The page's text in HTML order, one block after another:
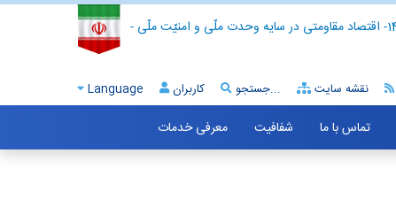
- اقتصاد مقاومتی در سایه وحدت ملّی و امنیّت ملّی -
Language کاربران جستجو... نقشه سایت
تماس با ما شفافیت
معرفی خدمات